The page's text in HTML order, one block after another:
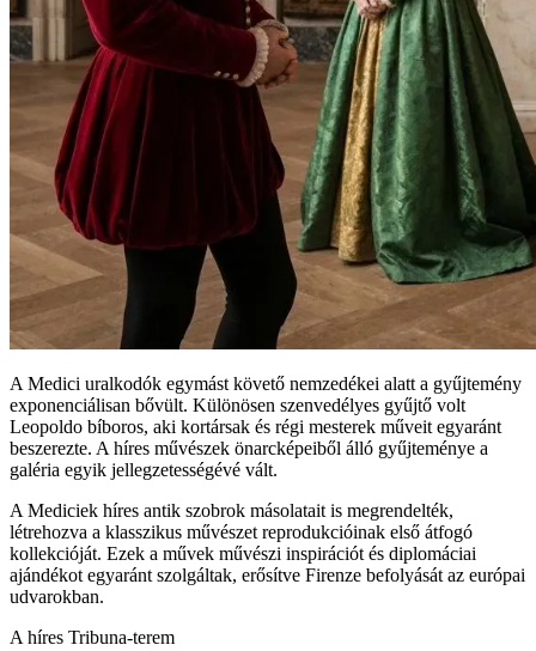
A Medici uralkodók egymást követő nemzedékei alatt a gyűjtemény
exponenciálisan bővült. Különösen szenvedélyes gyűjtő volt
Leopoldo bíboros, aki kortársak és régi mesterek műveit egyaránt
beszerezte. A híres művészek önarcképeiből álló gyűjteménye a
galéria egyik jellegzetességévé vált.
A Mediciek híres antik szobrok másolatait is megrendelték,
létrehozva a klasszikus művészet reprodukcióinak első átfogó
kollekcióját. Ezek a művek művészi inspirációt és diplomáciai
ajándékot egyaránt szolgáltak, erősítve Firenze befolyását az európai
udvarokban.
A híres Tribuna-terem